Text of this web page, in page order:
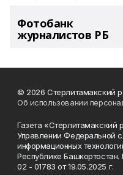
Фотобанк
журналистов РБ
© 2026 Стерлитамакский
Об использовании
Газета «Стерлитамакский
Управлении Федеральной
информационных
Республике
02 - 01783 от 19.05.2025 г.